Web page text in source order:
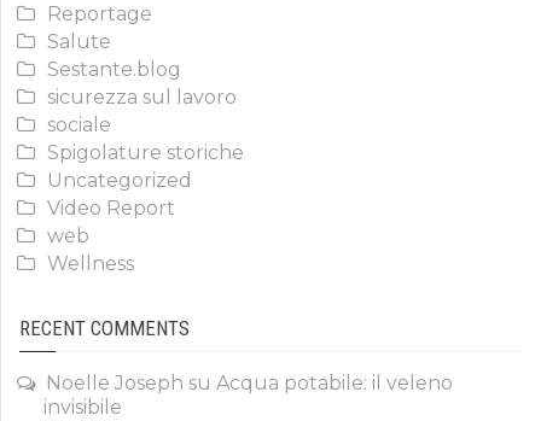
Reportage
Salute
Sestante.blog
sicurezza sul lavoro
sociale
Spigolature storiche
Uncategorized
Video Report
web
Wellness
RECENT COMMENTS
Noelle Joseph su Acqua potabile: il veleno
invisibile